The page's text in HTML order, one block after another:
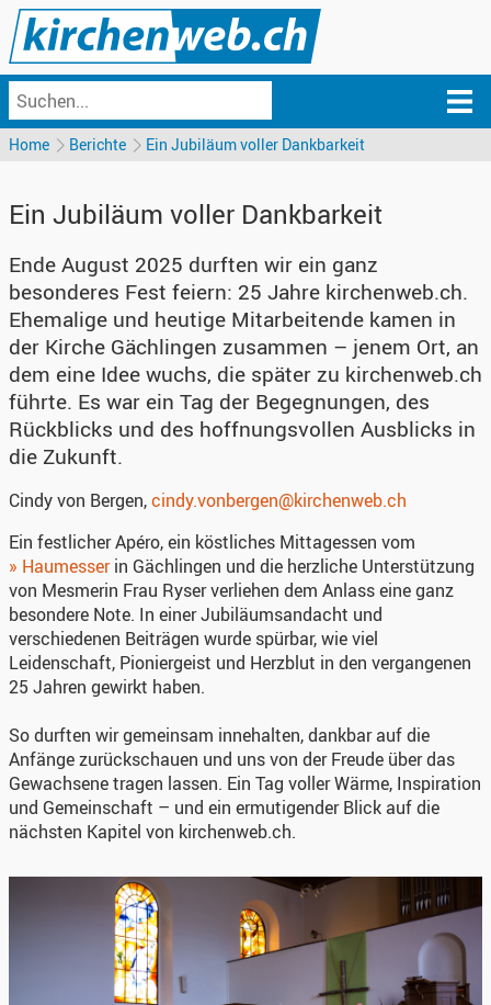
Home Berichte Ein Jubiläum voller Dankbarkeit
Ein Jubiläum voller Dankbarkeit
Ende August 2025 durften wir ein ganz
besonderes Fest feiern: 25 Jahre kirchenweb.ch.
Ehemalige und heutige Mitarbeitende kamen in
der Kirche Gächlingen zusammen – jenem Ort, an
dem eine Idee wuchs, die später zu kirchenweb.ch
führte. Es war ein Tag der Begegnungen, des
Rückblicks und des hoffnungsvollen Ausblicks in
die Zukunft.
Cindy von Bergen,cindy.vonbergen@kirchenweb.ch
Ein festlicher Apéro, ein köstliches Mittagessen vom
» Haumesserin Gächlingen und die herzliche Unterstützung
von Mesmerin Frau Ryser verliehen dem Anlass eine ganz
besondere Note. In einer Jubiläumsandacht und
verschiedenen Beiträgen wurde spürbar, wie viel
Leidenschaft, Pioniergeist und Herzblut in den vergangenen
25 Jahren gewirkt haben.
So durften wir gemeinsam innehalten, dankbar auf die
Anfänge zurückschauen und uns von der Freude über das
Gewachsene tragen lassen. Ein Tag voller Wärme, Inspiration
und Gemeinschaft – und ein ermutigender Blick auf die
nächsten Kapitel von kirchenweb.ch.